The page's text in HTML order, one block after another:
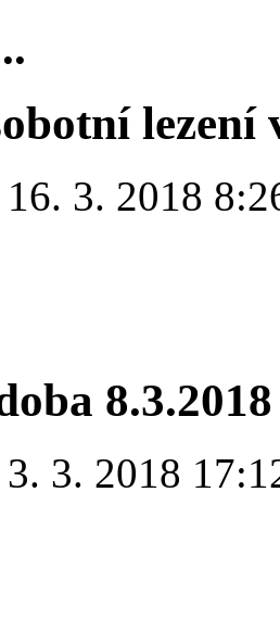
lezení
3. 2018
8.3.2018
3. 2018